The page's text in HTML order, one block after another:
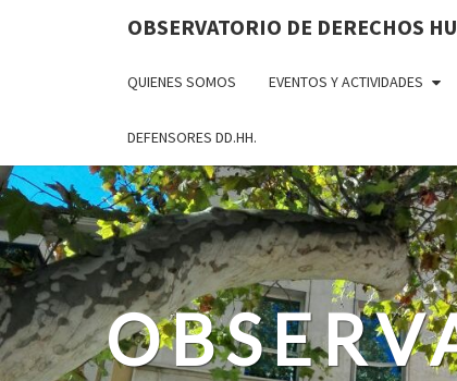
OBSERVATORIO DE DERECHOS
QUIENES SOMOS EVENTOS Y ACTIVIDADES
DEFENSORES DD.HH.